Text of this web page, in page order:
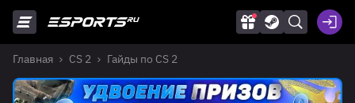
Главная CS 2 Гайды по CS 2